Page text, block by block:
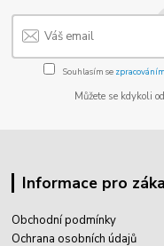
Souhlasím se
Můžete se kdykoli
Informace pro
Obchodní podmínky
Ochrana osobních údajů